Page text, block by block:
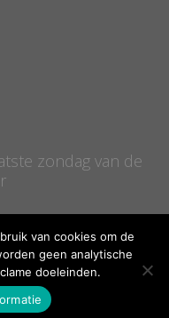
zondag van de
door
van cookies om de
geen analytische
doeleinden.